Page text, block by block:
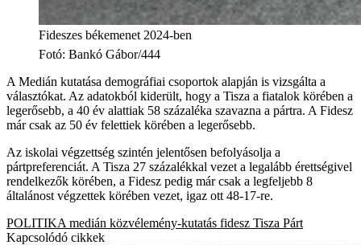
Fideszes békemenet 2024-ben
Fotó: Bankó Gábor/444
A Medián kutatása demográfiai csoportok alapján is vizsgálta a
választókat. Az adatokból kiderült, hogy a Tisza a fiatalok körében a
legerősebb, a 40 év alattiak 58 százaléka szavazna a pártra. A Fidesz
már csak az 50 év felettiek körében a legerősebb.
Az iskolai végzettség szintén jelentősen befolyásolja a
pártpreferenciát. A Tisza 27 százalékkal vezet a legalább érettségivel
rendelkezők körében, a Fidesz pedig már csak a legfeljebb 8
általánost végzettek körében vezet, igaz ott 48-17-re.
POLITIKA medián közvélemény-kutatás fidesz Tisza Párt
Kapcsolódó cikkek